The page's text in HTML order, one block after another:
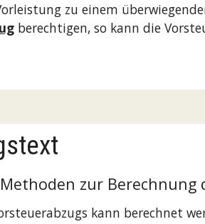
zu einem
berechtigen, so kann die
zur Berechnung
kann berechnet